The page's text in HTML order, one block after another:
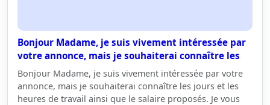
Bonjour Madame, je suis vivement intéressée par
votre annonce, mais je souhaiterai connaître les
Bonjour Madame, je suis vivement intéressée par votre
annonce, mais je souhaiterai connaître les jours et les
heures de travail ainsi que le salaire proposés. Je vous